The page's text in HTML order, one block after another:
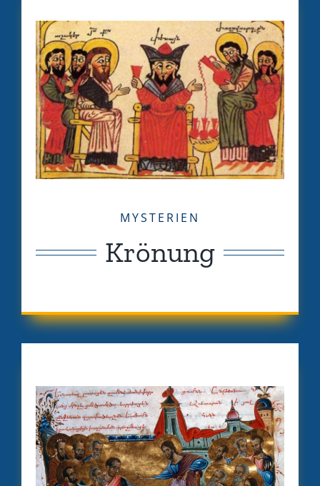
MYSTERIEN
Krönung